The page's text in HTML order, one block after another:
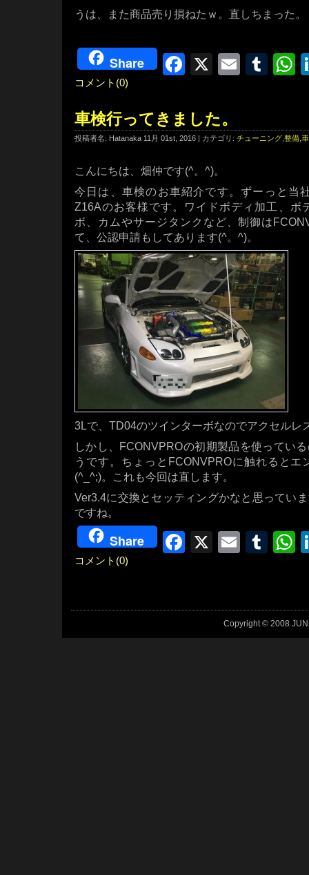
うは、また商品売り損ねたｗ。直しちまった。
Share Facebook
X Email
コメント(0)
車検行ってきました。
投稿者名: Hatanaka 11月 01st, 2016 | カテゴリ: チューニング 整備
こんにちは、畑仲です(^。^)。
今日は、車検のお車紹介です。ずーっと当
Z16Aのお客様です。ワイドボディ加工、ボ
ボ、カムやサージタンクなど、制御は
て、公認申請もしてあります(^。^)。
3Lで、TD04のツインターボなのでアクセルレ
しかし、FCONVPROの初期製品を使ってい
うです。ちょっとFCONVPROに触れると
(^_^;)。これも今回は直します。
Ver3.4に交換とセッティングかなと思ってい
ですね。
Share Facebook
X Email
コメント(0)
Copyright © 2008